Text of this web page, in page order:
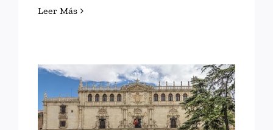
Leer Más